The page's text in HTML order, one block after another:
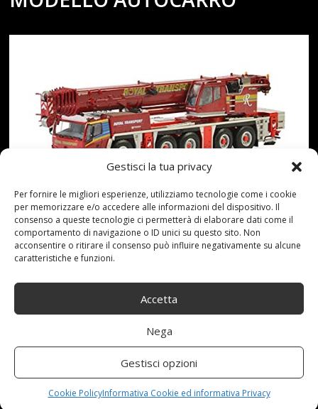
Gestisci la tua privacy
Per fornire le migliori esperienze, utilizziamo tecnologie come i cookie
per memorizzare e/o accedere alle informazioni del dispositivo. Il
consenso a queste tecnologie ci permetterà di elaborare dati come il
comportamento di navigazione o ID unici su questo sito. Non
acconsentire o ritirare il consenso può influire negativamente su alcune
caratteristiche e funzioni.
Accetta
Nega
Gestisci opzioni
Cookie PolicyInformativa Cookie ed informativa Privacy
Camion scala 1:50Corpo in metallo e plastica nei
dettagliAltamente dettagliato in tutto, altamente da
collezioneModello preassemblato, pronto per essere
[price_update_date] - Dettagli)